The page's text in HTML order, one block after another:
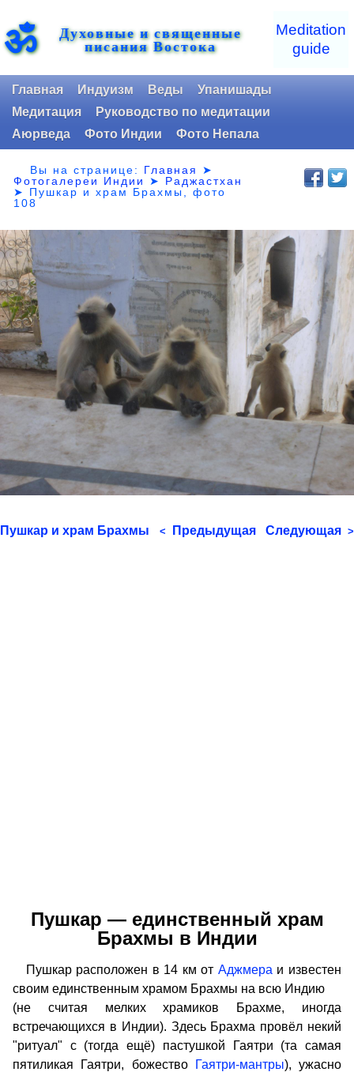
ॐ Духовные и священные
писания Востока
Meditation
guide
Главная Индуизм Веды
Упанишады
Медитация
Руководство по медитации
Аюрведа
Фото Индии Фото Непала
Вы на странице: Главная
➤
Фотогалереи Индии
➤ Раджастхан
➤ Пушкар и храм Брахмы, фото
108
Пушкар и храм Брахмы < Предыдущая Следующая >
Пушкар — единственный храм
Брахмы в Индии
Пушкар расположен в 14 км от Аджмера и известен
своим единственным храмом Брахмы на всю Индию
(не считая мелких храмиков Брахме, иногда
встречающихся в Индии). Здесь Брахма провёл некий
"ритуал" с (тогда ещё) пастушкой Гаятри (та самая
пятиликая Гаятри, божество
Гаятри-мантры), ужасно